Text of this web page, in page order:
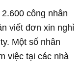
công nhân
viết đơn xin nghỉ
Một số nhân
việc tại các nhà